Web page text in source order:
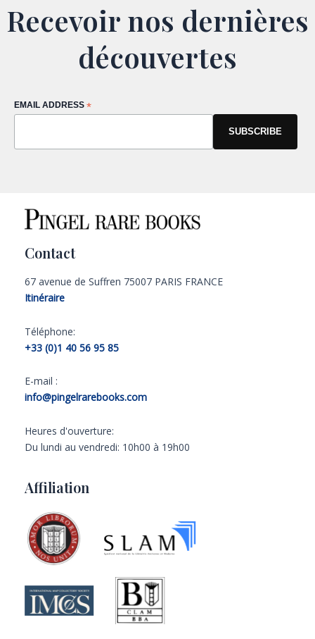
Recevoir nos dernières
découvertes
EMAIL ADDRESS *
Contact
67 avenue de Suffren 75007 PARIS FRANCE
Itinéraire
Téléphone:
+33 (0)1 40 56 95 85
E-mail :
info@pingelrarebooks.com
Heures d'ouverture:
Du lundi au vendredi: 10h00 à 19h00
Affiliation